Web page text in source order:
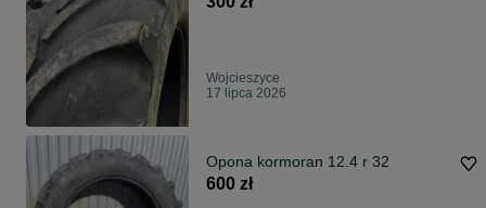
Wojcieszyce
17 lipca 2026
Opona kormoran 12.4 r 32
600 zł